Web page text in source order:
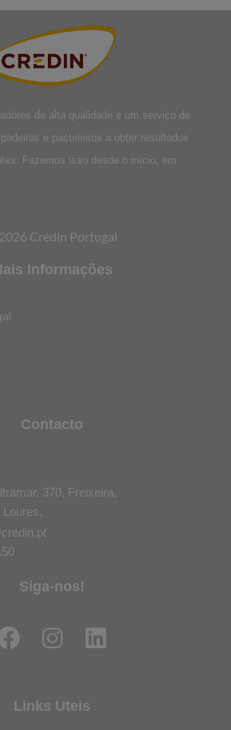
de alta qualidade e um serviço de
e pasteleiros a obter resultados
Fazemos isso desde o início, em
Credin Portugal
Informações
Contacto
370, Freixeira,
Loures.
Siga-nos!
F
a
e
I
n
t
L
i
Links Uteis